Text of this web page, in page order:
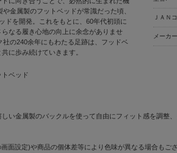
金属製のフットベッドが常識だった頃、
ドを開発。これをもとに、60年代初頭に
なる履き心地の向上に余念がありませ
の240余年にもわたる足跡は、フッドベ
に歩み続けていきます。
ＪＡＮ
メーカ
トベッド
い金属製のバックルを使って自由にフィット感を調整
面設定)や商品の個体差等により色味が異なる場合もござ